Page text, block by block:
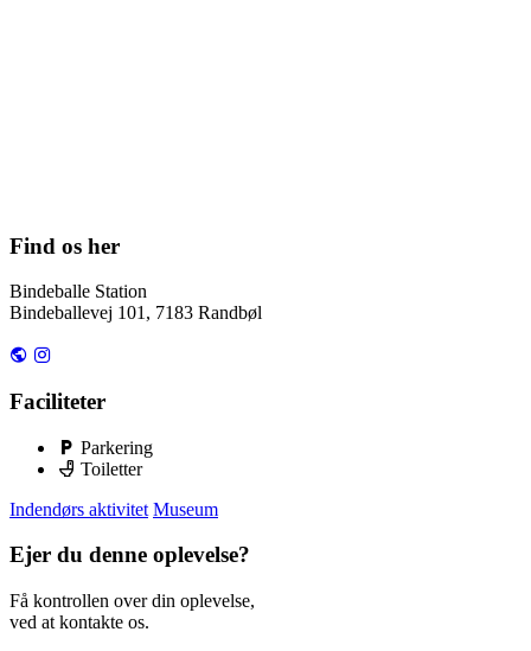
Find os her
Bindeballe Station
Bindeballevej 101, 7183 Randbøl
Faciliteter
Parkering
Toiletter
Indendørs aktivitet Museum
Ejer du denne oplevelse?
Få kontrollen over din oplevelse,
ved at kontakte os.